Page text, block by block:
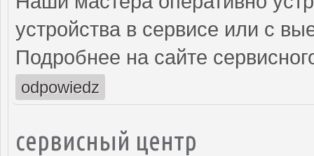
устройства в сервисе или с
Подробнее на сайте
odpowiedz
сервисный центр